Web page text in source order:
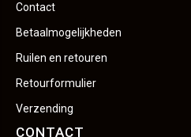
Contact
Betaalmogelijkheden
Ruilen en retouren
Retourformulier
Verzending
CONTACT